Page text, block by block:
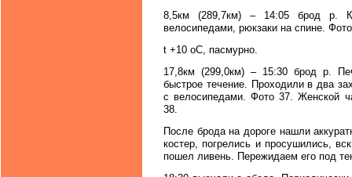
8,5км (289,7км) – 14:05 брод р.
велосипедами, рюкзаки на спине.
t +10 oC, пасмурно.
17,8км (299,0км) – 15:30 брод р.
быстрое течение. Проходили в два
с велосипедами. Фото 37. Женской
38.
После брода на дороге нашли
костер, погрелись и просушились,
пошел ливень. Пережидаем его под